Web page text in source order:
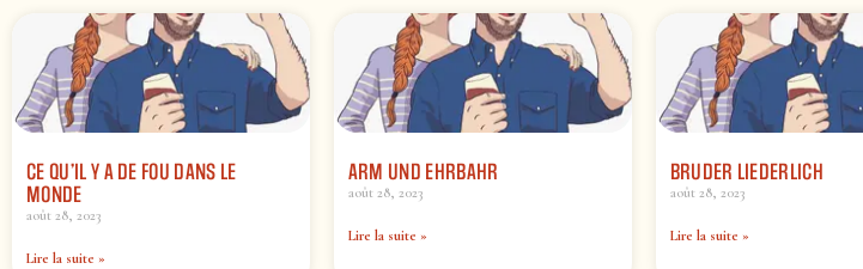
CE QU’IL Y A DE FOU DANS LE
MONDE
août 28, 2023
Lire la suite »
ARM UND EHRBAHR
août 28, 2023
Lire la suite »
BRUDER LIEDERLICH
août 28, 2023
Lire la suite »